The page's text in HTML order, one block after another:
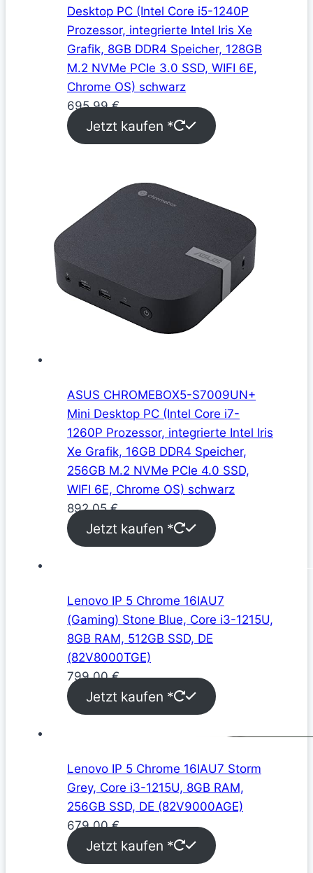
Desktop PC (Intel Core i5-1240P
Prozessor, integrierte Intel Iris Xe
Grafik, 8GB DDR4 Speicher, 128GB
M.2 NVMe PCIe 3.0 SSD, WIFI 6E,
Chrome OS) schwarz
695,99€
Jetzt kaufen *
ASUS CHROMEBOX5-S7009UN+
Mini Desktop PC (Intel Core i7-
1260P Prozessor, integrierte Intel Iris
Xe Grafik, 16GB DDR4 Speicher,
256GB M.2 NVMe PCIe 4.0 SSD,
WIFI 6E, Chrome OS) schwarz
892,05€
Jetzt kaufen *
Lenovo IP 5 Chrome 16IAU7
(Gaming) Stone Blue, Core i3-1215U,
8GB RAM, 512GB SSD, DE
(82V8000TGE)
799,00€
Jetzt kaufen *
Lenovo IP 5 Chrome 16IAU7 Storm
Grey, Core i3-1215U, 8GB RAM,
256GB SSD, DE (82V9000AGE)
679,00€
Jetzt kaufen *